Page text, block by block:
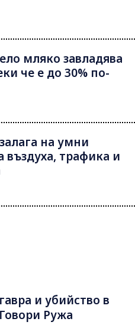
мляко завладява
че е до 30% по-
на умни
въздуха, трафика и
и убийство в
Ружа